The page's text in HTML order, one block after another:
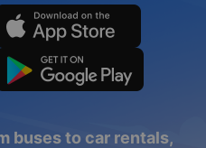
buses to car rentals,